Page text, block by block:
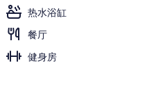
外观
热水浴缸
餐厅
健身房